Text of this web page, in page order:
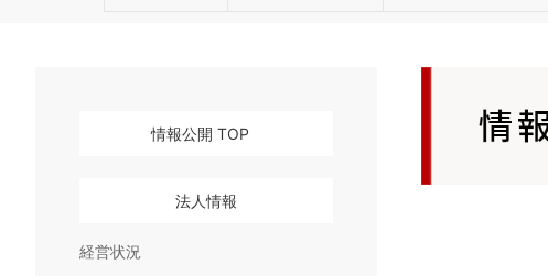
情報公開 TOP
法人情報
経営状況